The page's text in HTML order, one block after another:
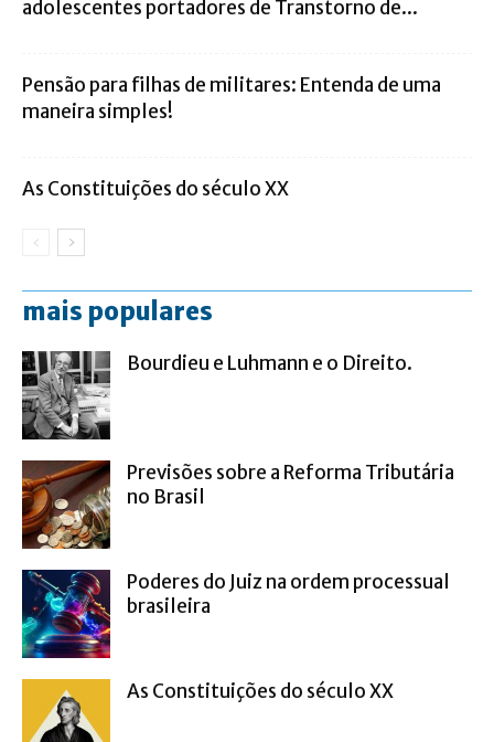
adolescentes portadores de Transtorno de...
Pensão para filhas de militares: Entenda de uma
maneira simples!
As Constituições do século XX
mais populares
Bourdieu e Luhmann e o Direito.
Previsões sobre a Reforma Tributária
no Brasil
Poderes do Juiz na ordem processual
brasileira
As Constituições do século XX